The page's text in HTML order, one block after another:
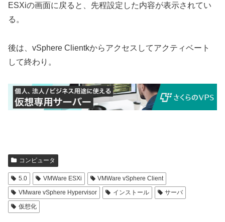
ESXiの画面に戻ると、先程設定した内容が表示されてい
る。
後は、vSphere Clientkからアクセスしてアクティベート
して終わり。
コンピュータ
5.0 VMWare ESXi
VMWare vSphere Client
VMware vSphere Hypervisor
インストール
サーバ
仮想化